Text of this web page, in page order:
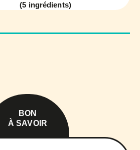
(5 ingrédients)
BON
À SAVOIR